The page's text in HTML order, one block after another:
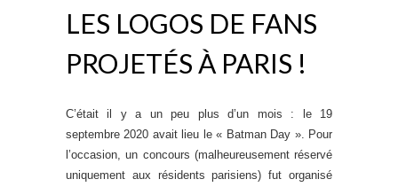
LES LOGOS DE FANS
PROJETÉS À PARIS !
C’était il y a un peu plus d’un mois : le 19
septembre 2020 avait lieu le « Batman Day ». Pour
l’occasion, un concours (malheureusement réservé
uniquement aux résidents parisiens) fut organisé